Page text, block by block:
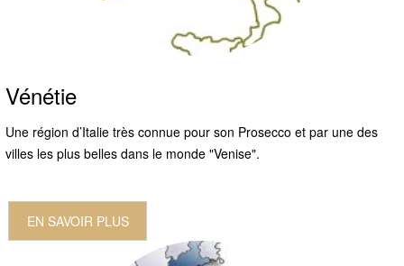
Vénétie
Une région d’Italie très connue pour son Prosecco et par une des
villes les plus belles dans le monde "Venise".
EN SAVOIR PLUS